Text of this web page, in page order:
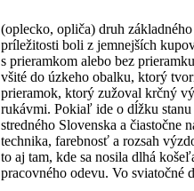
(oplecko, opliča) druh
príležitosti boli z jemnejších
s prieramkom alebo bez
všité do úzkeho obalku, ktorý
prieramok, ktorý zužoval krčný
rukávmi. Pokiaľ ide o dĺžku stanu
stredného Slovenska a čiastočne
technika, farebnosť a rozsah
to aj tam, kde sa nosila dlhá
pracovného odevu. Vo sviatočné